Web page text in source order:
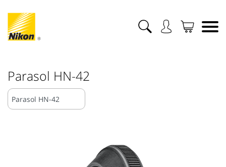
Parasol HN-42